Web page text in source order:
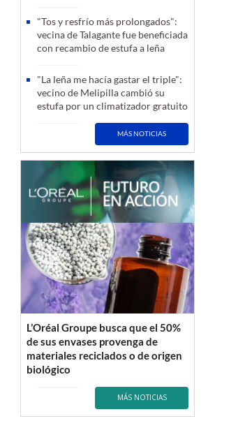
"Tos y resfrío más prolongados":
vecina de Talagante fue beneficiada
con recambio de estufa a leña
"La leña me hacía gastar el triple":
vecino de Melipilla cambió su
estufa por un climatizador gratuito
MÁS NOTICIAS
L’Oréal Groupe busca que el 50%
de sus envases provenga de
materiales reciclados o de origen
biológico
MÁS NOTICIAS